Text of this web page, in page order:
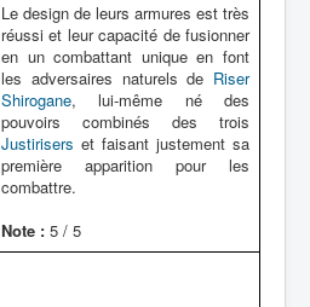
Le design de leurs armures est très
réussi et leur capacité de fusionner
en un combattant unique en font
les adversaires naturels de Riser
Shirogane, lui-même né des
pouvoirs combinés des trois
Justirisers et faisant justement sa
première apparition pour les
combattre.
Note : 5 / 5